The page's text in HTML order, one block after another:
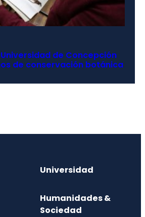
de Concepción
de conservación botánica
Universidad
Humanidades &
Sociedad